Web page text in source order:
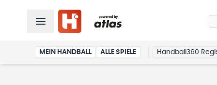
MEIN HANDBALL ALLE SPIELE Handball360